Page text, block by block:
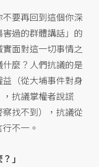
要再回到這個你深
過的群體講話」的
面對這一切事情之
麼？人們抗議的是
（從大埔事件對身
抗議掌權者說謊
察找不到），抗議從
不一。
」